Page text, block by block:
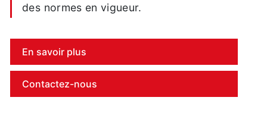
des normes en vigueur.
En savoir plus
Contactez-nous